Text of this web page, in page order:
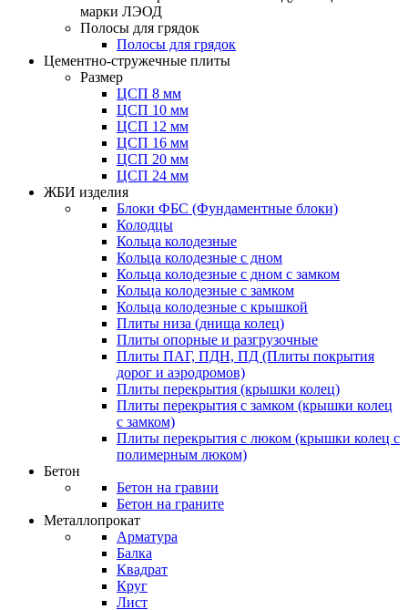
марки ЛЭОД
Полосы для грядок
Полосы для грядок
Цементно-стружечные плиты
Размер
ЦСП 8 мм
ЦСП 10 мм
ЦСП 12 мм
ЦСП 16 мм
ЦСП 20 мм
ЦСП 24 мм
ЖБИ изделия
Блоки ФБС (Фундаментные блоки)
Колодцы
Кольца колодезные
Кольца колодезные с дном
Кольца колодезные с дном с замком
Кольца колодезные с замком
Кольца колодезные с крышкой
Плиты низа (днища колец)
Плиты опорные и разгрузочные
Плиты ПАГ, ПДН, ПД (Плиты покрытия
дорог и аэродромов)
Плиты перекрытия (крышки колец)
Плиты перекрытия с замком (крышки колец
с замком)
Плиты перекрытия с люком (крышки колец с
полимерным люком)
Бетон
Бетон на гравии
Бетон на граните
Металлопрокат
Арматура
Балка
Квадрат
Круг
Лист